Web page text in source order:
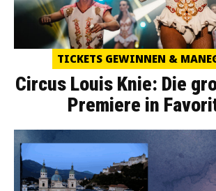
TICKETS GEWINNEN &
Circus Louis Knie: Die
Premiere in